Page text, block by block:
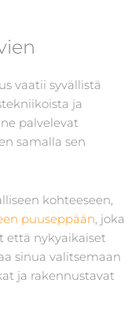
vaatii syvällistä
ja
palvelevat
samalla sen
kohteeseen,
puuseppään, joka
että nykyaikaiset
sinua valitsemaan
ja rakennustavat